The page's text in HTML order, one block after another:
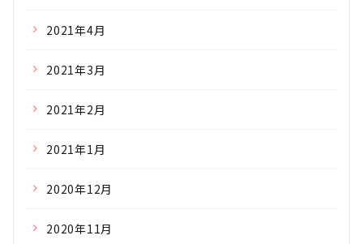
2021年4月
2021年3月
2021年2月
2021年1月
2020年12月
2020年11月